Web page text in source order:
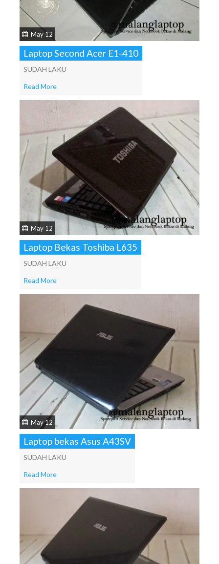
May 12
Laptop Second Acer E1-410
SUDAH LAKU
Read More
May 12
Laptop Bekas Toshiba L635
SUDAH LAKU
Read More
May 12
Laptop bekas Asus A43SV
SUDAH LAKU
Read More